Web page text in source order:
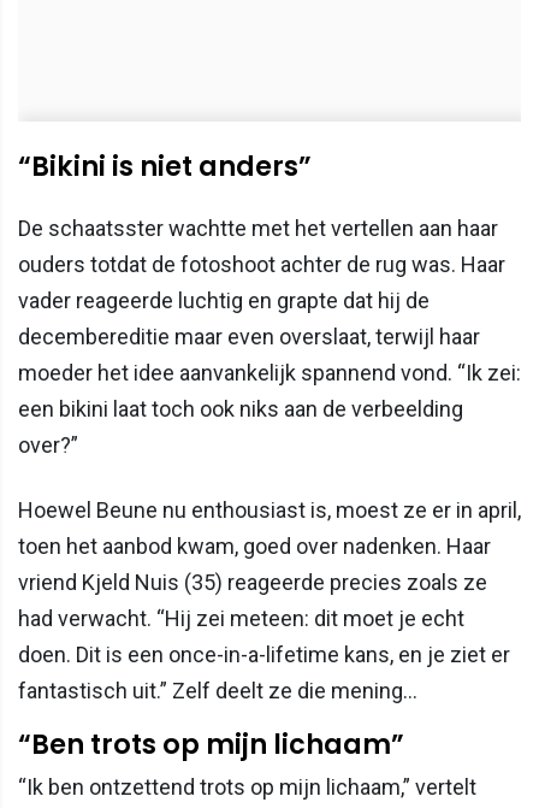
“Bikini is niet anders”
De schaatsster wachtte met het vertellen aan haar
ouders totdat de fotoshoot achter de rug was. Haar
vader reageerde luchtig en grapte dat hij de
decembereditie maar even overslaat, terwijl haar
moeder het idee aanvankelijk spannend vond. “Ik zei:
een bikini laat toch ook niks aan de verbeelding
over?”
Hoewel Beune nu enthousiast is, moest ze er in april,
toen het aanbod kwam, goed over nadenken. Haar
vriend Kjeld Nuis (35) reageerde precies zoals ze
had verwacht. “Hij zei meteen: dit moet je echt
doen. Dit is een once-in-a-lifetime kans, en je ziet er
fantastisch uit.” Zelf deelt ze die mening...
“Ben trots op mijn lichaam”
“Ik ben ontzettend trots op mijn lichaam,” vertelt